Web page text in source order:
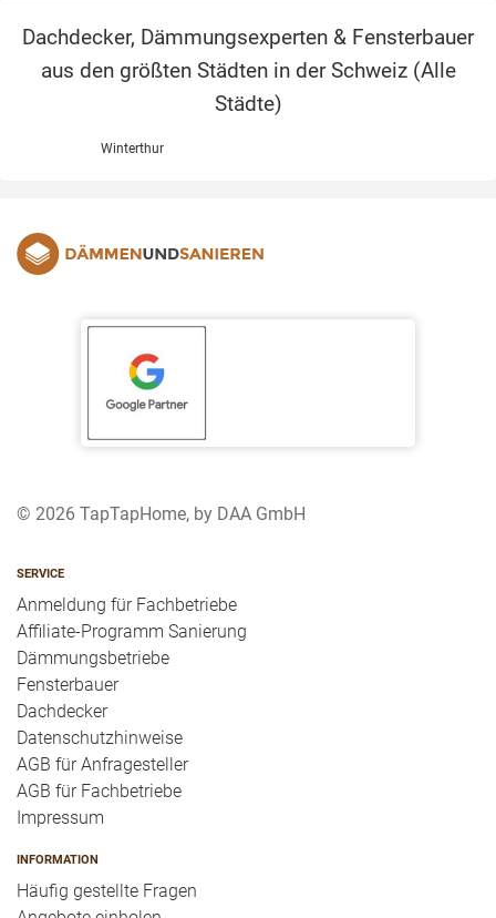
Dachdecker, Dämmungsexperten & Fensterbauer
aus den größten Städten in der Schweiz (Alle
Städte)
Winterthur
© 2026 TapTapHome, by DAA GmbH
SERVICE
Anmeldung für Fachbetriebe
Affiliate-Programm Sanierung
Dämmungsbetriebe
Fensterbauer
Dachdecker
Datenschutzhinweise
AGB für Anfragesteller
AGB für Fachbetriebe
Impressum
INFORMATION
Häufig gestellte Fragen